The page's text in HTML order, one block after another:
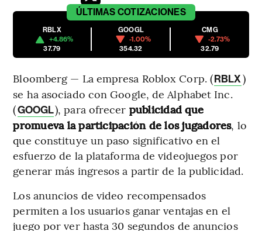
ÚLTIMAS COTIZACIONES
RBLX
+4.86%
37.79
GOOGL
-1.00%
354.32
CMG
-2.73%
32.79
Bloomberg — La empresa Roblox Corp. (RBLX)
se ha asociado con Google, de Alphabet Inc.
(GOOGL), para ofrecer publicidad que
promueva la participación de los jugadores, lo
que constituye un paso significativo en el
esfuerzo de la plataforma de videojuegos por
generar más ingresos a partir de la publicidad.
Los anuncios de video recompensados
permiten a los usuarios ganar ventajas en el
juego por ver hasta 30 segundos de anuncios